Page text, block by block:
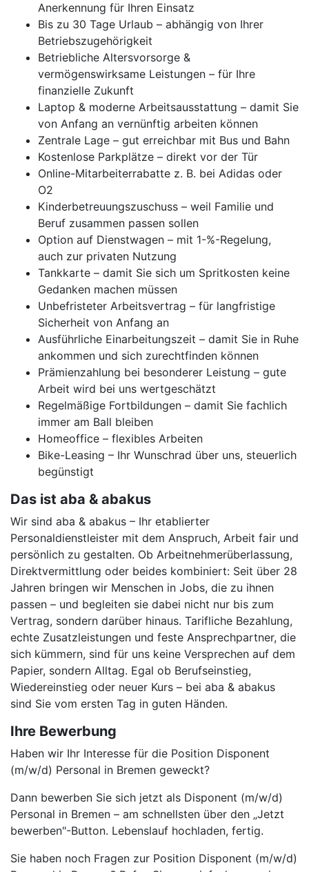
Anerkennung für Ihren Einsatz
Bis zu 30 Tage Urlaub – abhängig von Ihrer
Betriebszugehörigkeit
Betriebliche Altersvorsorge &
vermögenswirksame Leistungen – für Ihre
finanzielle Zukunft
Laptop & moderne Arbeitsausstattung – damit Sie
von Anfang an vernünftig arbeiten können
Zentrale Lage – gut erreichbar mit Bus und Bahn
Kostenlose Parkplätze – direkt vor der Tür
Online-Mitarbeiterrabatte z. B. bei Adidas oder
O2
Kinderbetreuungszuschuss – weil Familie und
Beruf zusammen passen sollen
Option auf Dienstwagen – mit 1-%-Regelung,
auch zur privaten Nutzung
Tankkarte – damit Sie sich um Spritkosten keine
Gedanken machen müssen
Unbefristeter Arbeitsvertrag – für langfristige
Sicherheit von Anfang an
Ausführliche Einarbeitungszeit – damit Sie in Ruhe
ankommen und sich zurechtfinden können
Prämienzahlung bei besonderer Leistung – gute
Arbeit wird bei uns wertgeschätzt
Regelmäßige Fortbildungen – damit Sie fachlich
immer am Ball bleiben
Homeoffice – flexibles Arbeiten
Bike-Leasing – Ihr Wunschrad über uns, steuerlich
begünstigt
Das ist aba & abakus
Wir sind aba & abakus – Ihr etablierter
Personaldienstleister mit dem Anspruch, Arbeit fair und
persönlich zu gestalten. Ob Arbeitnehmerüberlassung,
Direktvermittlung oder beides kombiniert: Seit über 28
Jahren bringen wir Menschen in Jobs, die zu ihnen
passen – und begleiten sie dabei nicht nur bis zum
Vertrag, sondern darüber hinaus. Tarifliche Bezahlung,
echte Zusatzleistungen und feste Ansprechpartner, die
sich kümmern, sind für uns keine Versprechen auf dem
Papier, sondern Alltag. Egal ob Berufseinstieg,
Wiedereinstieg oder neuer Kurs – bei aba & abakus
sind Sie vom ersten Tag in guten Händen.
Ihre Bewerbung
Haben wir Ihr Interesse für die Position Disponent
(m/w/d) Personal in Bremen geweckt?
Dann bewerben Sie sich jetzt als Disponent (m/w/d)
Personal in Bremen – am schnellsten über den „Jetzt
bewerben"-Button. Lebenslauf hochladen, fertig.
Sie haben noch Fragen zur Position Disponent (m/w/d)